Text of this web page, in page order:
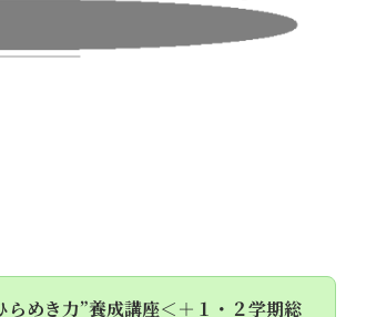
めき力”養成講座＜＋１・２学期総